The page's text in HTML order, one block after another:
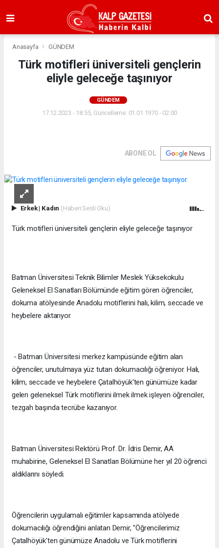
Anasayfa GÜNDEM
Türk motifleri üniversiteli gençlerin
eliyle geleceğe taşınıyor
GÜNDEM
17.12.2023 - 18:55, Güncelleme: 01.01.1970 - 02:00
ABONE OL
Erkek| Kadın (Haberi Sesli Oku)
Türk motifleri üniversiteli gençlerin eliyle geleceğe taşınıyor
Batman Üniversitesi Teknik Bilimler Meslek Yüksekokulu
Geleneksel El Sanatları Bölümünde eğitim gören öğrenciler,
dokuma atölyesinde Anadolu motiflerini halı, kilim, seccade ve
heybelere aktarıyor.
- Batman Üniversitesi merkez kampüsünde eğitim alan
öğrenciler, unutulmaya yüz tutan dokumacılığı öğreniyor. Halı,
kilim, seccade ve heybelere Çatalhöyük'ten günümüze kadar
gelen geleneksel Türk motiflerini ilmek ilmek işleyen öğrenciler,
tezgah başında tecrübe kazanıyor.
Batman Üniversitesi Rektörü Prof. Dr. İdris Demir, AA
muhabirine, Geleneksel El Sanatları Bölümüne her yıl 20 öğrenci
aldıklarını söyledi.
Öğrencilerin uygulamalı eğitimler kapsamında atölyede
dokumacılığı öğrendiğini anlatan Demir, "Öğrencilerimiz
Çatalhöyük'ten günümüze Anadolu ve Türk motiflerini